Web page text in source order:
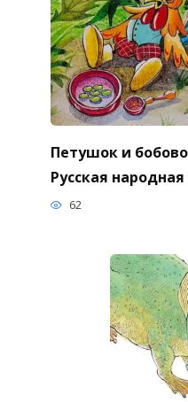
Петушок и
Русская народная
62